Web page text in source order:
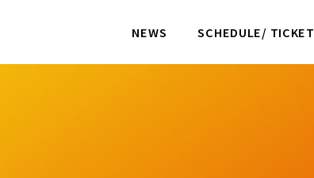
NEWS SCHEDULE/ TICKET